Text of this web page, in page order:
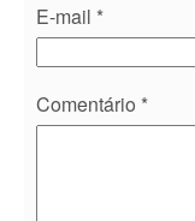
E-mail *
Comentário *